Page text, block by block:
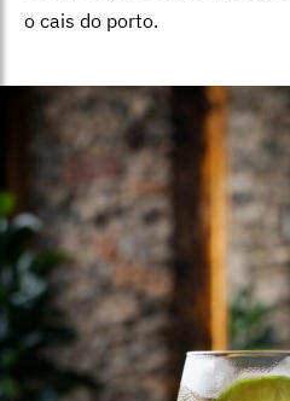
o cais do porto.